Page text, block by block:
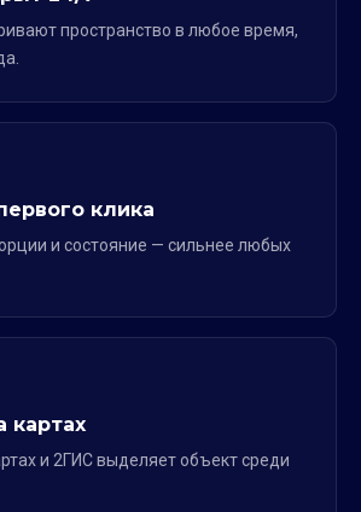
пространство в любое время,
клика
и состояние — сильнее любых
картах
и 2ГИС выделяет объект среди